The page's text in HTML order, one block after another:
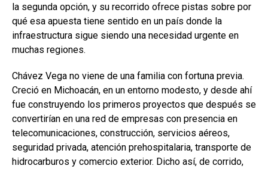
la segunda opción, y su recorrido ofrece pistas sobre por
qué esa apuesta tiene sentido en un país donde la
infraestructura sigue siendo una necesidad urgente en
muchas regiones.
Chávez Vega no viene de una familia con fortuna previa.
Creció en Michoacán, en un entorno modesto, y desde ahí
fue construyendo los primeros proyectos que después se
convertirían en una red de empresas con presencia en
telecomunicaciones, construcción, servicios aéreos,
seguridad privada, atención prehospitalaria, transporte de
hidrocarburos y comercio exterior. Dicho así, de corrido,